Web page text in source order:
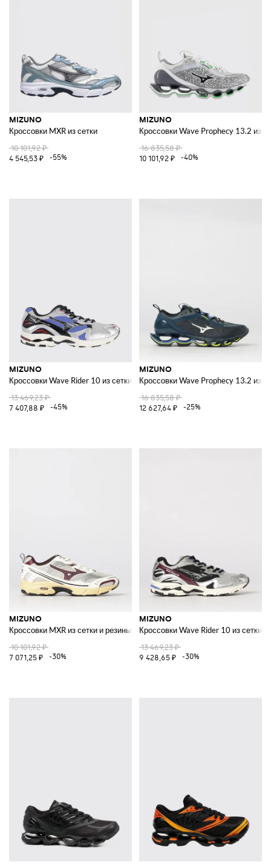
MIZUNO
Кроссовки MXR из сетки
10 101,92 ₽
4 545,53 ₽
-55%
MIZUNO
Кроссовки Wave Prophecy 13.2 из
16 835,58 ₽
10 101,92 ₽
-40%
MIZUNO
Кроссовки Wave Rider 10 из сетки и резины
13 469,23 ₽
7 407,88 ₽
-45%
MIZUNO
Кроссовки Wave Prophecy 13.2 из
16 835,58 ₽
12 627,64 ₽
-25%
MIZUNO
Кроссовки MXR из сетки и резины
10 101,92 ₽
7 071,25 ₽
-30%
MIZUNO
Кроссовки Wave Rider 10 из сетки
13 469,23 ₽
9 428,65 ₽
-30%